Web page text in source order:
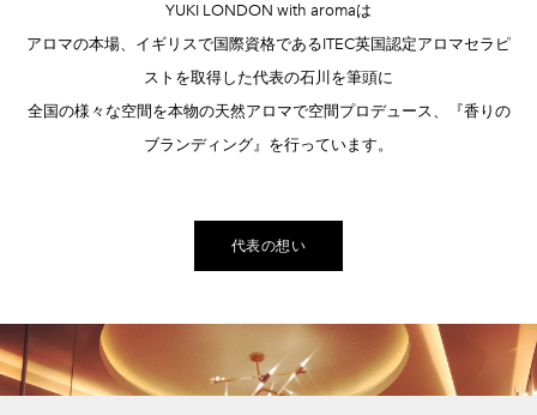
YUKI LONDON with aromaは
アロマの本場、イギリスで​国際資格であるITEC英国認定アロマセラピ
ストを取得した​代表の石川を筆頭に
全国の様々な空間を本物の天然アロマで空間プロデュース、『香りの
ブランディング』を行っています。
代表の想い
名入れギフト